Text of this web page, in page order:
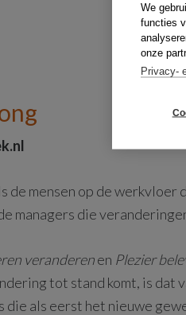
We
functies
onze
Privacy-
de mensen op de werkvloer
managers die
veranderenen Plezier
tot stand komt, is dat
die als eerst het nieuwe